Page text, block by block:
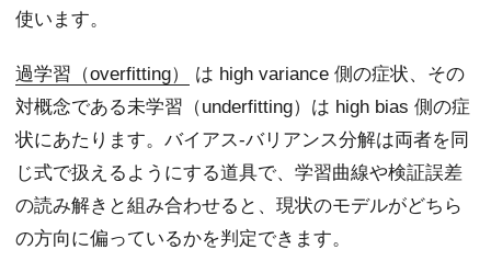
使います。
過学習（overfitting）
は high variance 側の症状、その
対概念である未学習（underfitting）は high bias 側の症
状にあたります。バイアス-バリアンス分解は両者を同
じ式で扱えるようにする道具で、学習曲線や検証誤差
の読み解きと組み合わせると、現状のモデルがどちら
の方向に偏っているかを判定できます。